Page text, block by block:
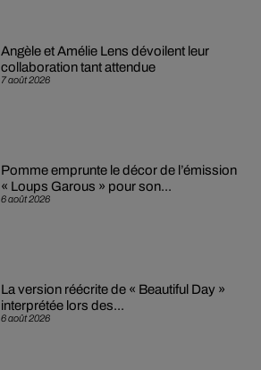
7 août 2026
Angèle et Amélie Lens dévoilent leur
collaboration tant attendue
6 août 2026
Pomme emprunte le décor de l’émission
« Loups Garous » pour son...
6 août 2026
La version réécrite de « Beautiful Day »
interprétée lors des...